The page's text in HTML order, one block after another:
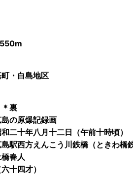
・白島地区
＊裏
島の原爆記録画
和二十年八月十二日（午前十時頃）
島駅西方えんこう川鉄橋（ときわ橋
春人
六十四才）